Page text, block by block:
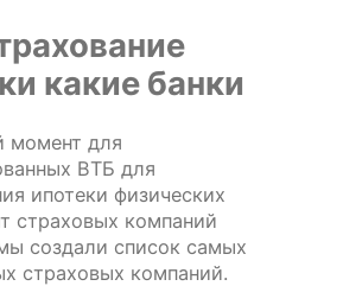
какие банки
момент для
ВТБ для
ипотеки физических
страховых компаний
создали список самых
страховых компаний.